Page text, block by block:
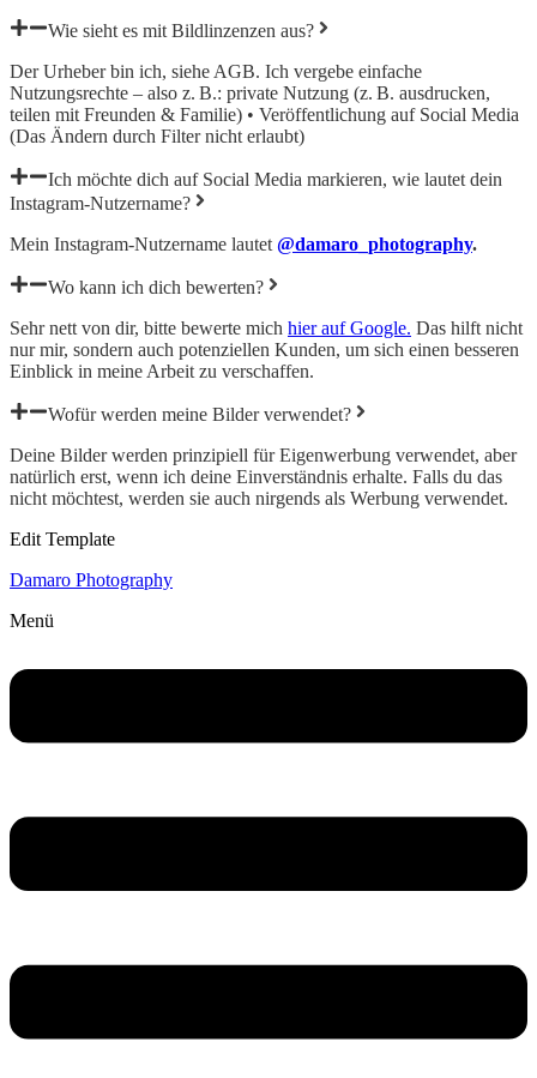
Wie sieht es mit Bildlinzenzen aus?
Der Urheber bin ich, siehe AGB. Ich vergebe einfache
Nutzungsrechte – also z. B.: private Nutzung (z. B. ausdrucken,
teilen mit Freunden & Familie) • Veröffentlichung auf Social Media
(Das Ändern durch Filter nicht erlaubt)
Ich möchte dich auf Social Media markieren, wie lautet dein
Instagram-Nutzername?
Mein Instagram-Nutzername lautet @damaro_photography.
Wo kann ich dich bewerten?
Sehr nett von dir, bitte bewerte mich hier auf Google. Das hilft nicht
nur mir, sondern auch potenziellen Kunden, um sich einen besseren
Einblick in meine Arbeit zu verschaffen.
Wofür werden meine Bilder verwendet?
Deine Bilder werden prinzipiell für Eigenwerbung verwendet, aber
natürlich erst, wenn ich deine Einverständnis erhalte. Falls du das
nicht möchtest, werden sie auch nirgends als Werbung verwendet.
Edit Template
Damaro Photography
Menü